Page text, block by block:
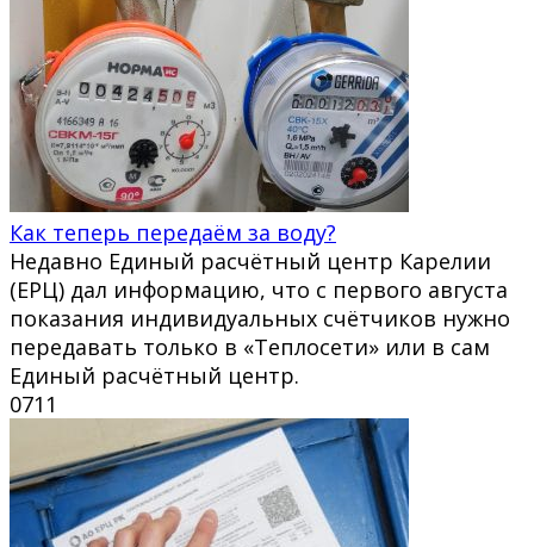
Как теперь передаём за воду?
Недавно Единый расчётный центр Карелии
(ЕРЦ) дал информацию, что с первого августа
показания индивидуальных счётчиков нужно
передавать только в «Теплосети» или в сам
Единый расчётный центр.
0711